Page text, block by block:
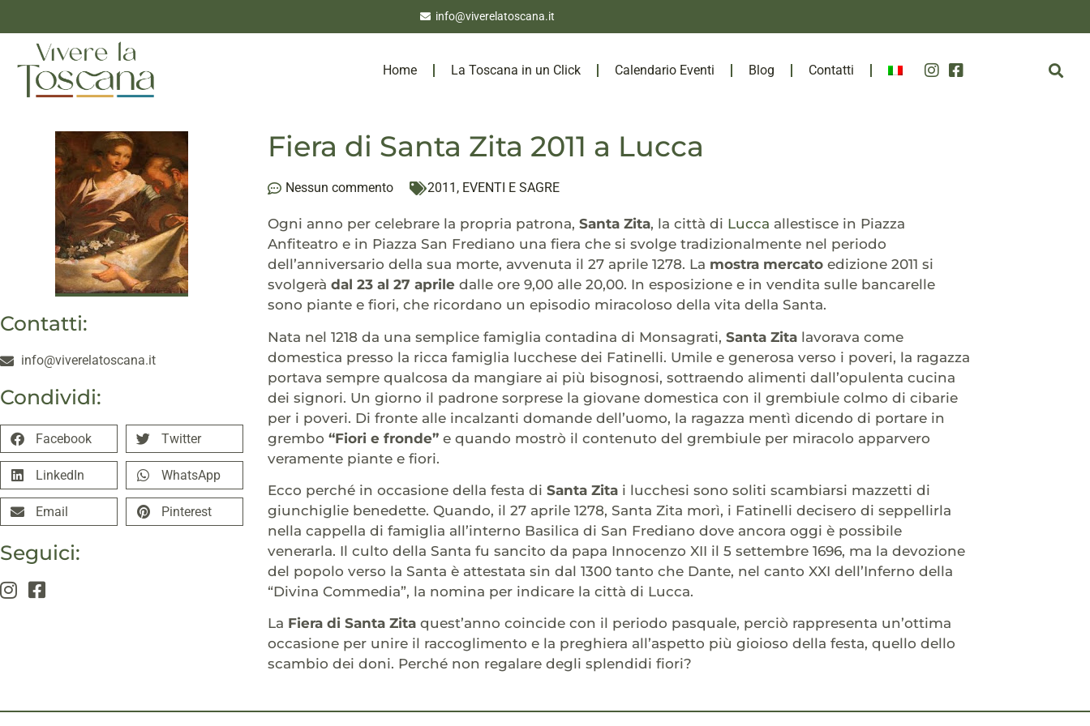
info@viverelatoscana.it
Home La Toscana in un Click Calendario Eventi Blog Contatti
Contatti:
info@viverelatoscana.it
Condividi:
Facebook Twitter
LinkedIn WhatsApp
Email Pinterest
Seguici:
Fiera di Santa Zita 2011 a Lucca
Nessun commento 2011 , EVENTI E SAGRE
Ogni anno per celebrare la propria patrona, Santa Zita, la città di Lucca allestisce in Piazza
Anfiteatro e in Piazza San Frediano una fiera che si svolge tradizionalmente nel periodo
dell’anniversario della sua morte, avvenuta il 27 aprile 1278. La mostra mercato edizione 2011 si
svolgerà dal 23 al 27 aprile dalle ore 9,00 alle 20,00. In esposizione e in vendita sulle bancarelle
sono piante e fiori, che ricordano un episodio miracoloso della vita della Santa.
Nata nel 1218 da una semplice famiglia contadina di Monsagrati, Santa Zita lavorava come
domestica presso la ricca famiglia lucchese dei Fatinelli. Umile e generosa verso i poveri, la ragazza
portava sempre qualcosa da mangiare ai più bisognosi, sottraendo alimenti dall’opulenta cucina
dei signori. Un giorno il padrone sorprese la giovane domestica con il grembiule colmo di cibarie
per i poveri. Di fronte alle incalzanti domande dell’uomo, la ragazza mentì dicendo di portare in
grembo “Fiori e fronde” e quando mostrò il contenuto del grembiule per miracolo apparvero
veramente piante e fiori.
Ecco perché in occasione della festa di Santa Zita i lucchesi sono soliti scambiarsi mazzetti di
giunchiglie benedette. Quando, il 27 aprile 1278, Santa Zita morì, i Fatinelli decisero di seppellirla
nella cappella di famiglia all’interno Basilica di San Frediano dove ancora oggi è possibile
venerarla. Il culto della Santa fu sancito da papa Innocenzo XII il 5 settembre 1696, ma la devozione
del popolo verso la Santa è attestata sin dal 1300 tanto che Dante, nel canto XXI dell’Inferno della
“Divina Commedia”, la nomina per indicare la città di Lucca.
La Fiera di Santa Zita quest’anno coincide con il periodo pasquale, perciò rappresenta un’ottima
occasione per unire il raccoglimento e la preghiera all’aspetto più gioioso della festa, quello dello
scambio dei doni. Perché non regalare degli splendidi fiori?